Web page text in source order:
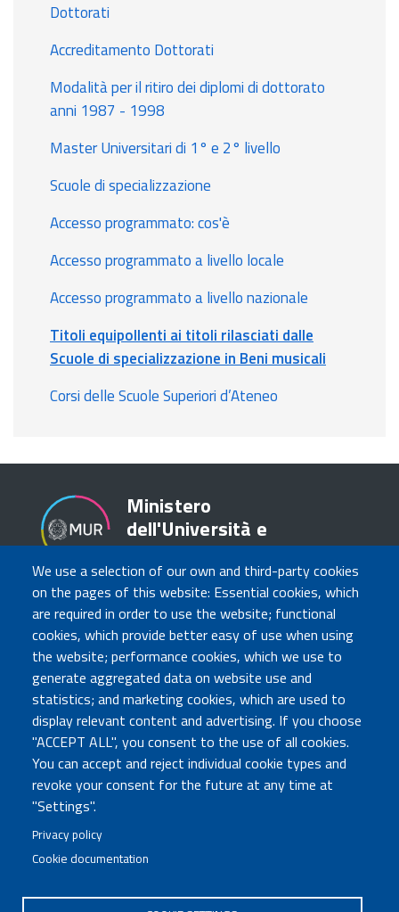
We use a selection of our own and third-party cookies
on the pages of this website: Essential cookies, which
are required in order to use the website; functional
cookies, which provide better easy of use when using
the website; performance cookies, which we use to
generate aggregated data on website use and
statistics; and marketing cookies, which are used to
display relevant content and advertising. If you choose
"ACCEPT ALL", you consent to the use of all cookies.
You can accept and reject individual cookie types and
revoke your consent for the future at any time at
"Settings".
Privacy policy
Cookie documentation
Dottorati
Accreditamento Dottorati
Modalità per il ritiro dei diplomi di dottorato
anni 1987 - 1998
Master Universitari di 1° e 2° livello
Scuole di specializzazione
Accesso programmato: cos'è
Accesso programmato a livello locale
Accesso programmato a livello nazionale
Titoli equipollenti ai titoli rilasciati dalle
Scuole di specializzazione in Beni musicali
Corsi delle Scuole Superiori d’Ateneo
Ministero
dell'Università e
della Ricerca
TRASPARENZA
Amministrazione Trasparente
Atti di notifica
Albo online
Concorsi
COMUNICA CON NOI
Urp
Posta elettronica certificata
Sedi e contatti
Governo Italiano